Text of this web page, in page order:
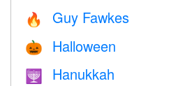
🔥 Guy Fawkes
🎃 Halloween
🕎 Hanukkah